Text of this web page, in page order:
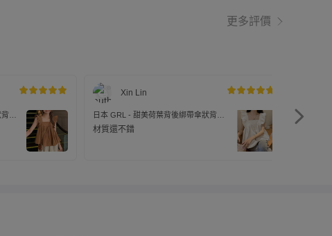
更多評價
心-
Xin Lin
日本 GRL - 甜美荷葉背後綁帶傘狀背心-
無瑕白 (M)
材質還不錯
日本